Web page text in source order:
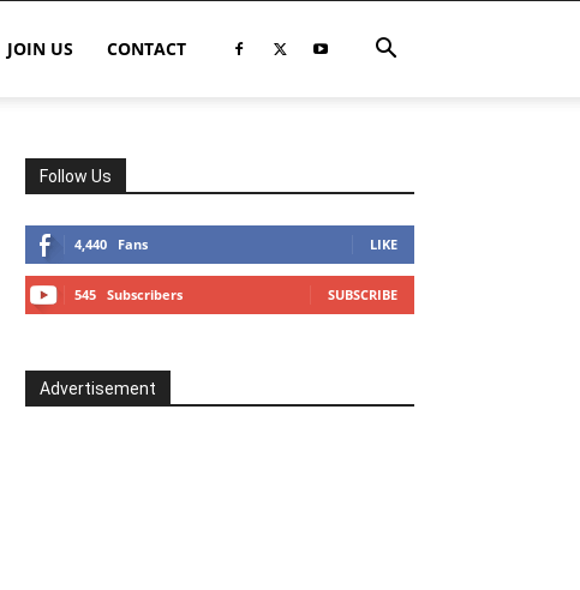
JOIN US CONTACT
Follow Us
4,440 Fans LIKE
545 Subscribers SUBSCRIBE
Advertisement